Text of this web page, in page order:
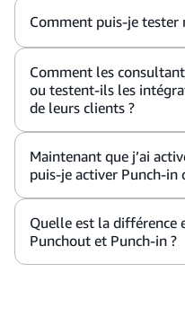
Comment puis-je tester
Comment les
ou testent-ils les
de leurs clients ?
Maintenant que j’ai
puis-je activer Punch-in
Quelle est la différence
Punchout et Punch-in ?